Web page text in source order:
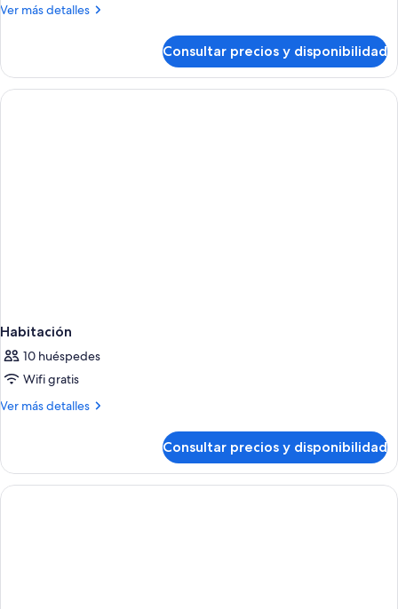
Ver más detalles
Más
superior
Consultar precios y disponibilidad
Habitación
10 huéspedes
Wifi gratis
Ver más detalles
Más
Consultar precios y disponibilidad